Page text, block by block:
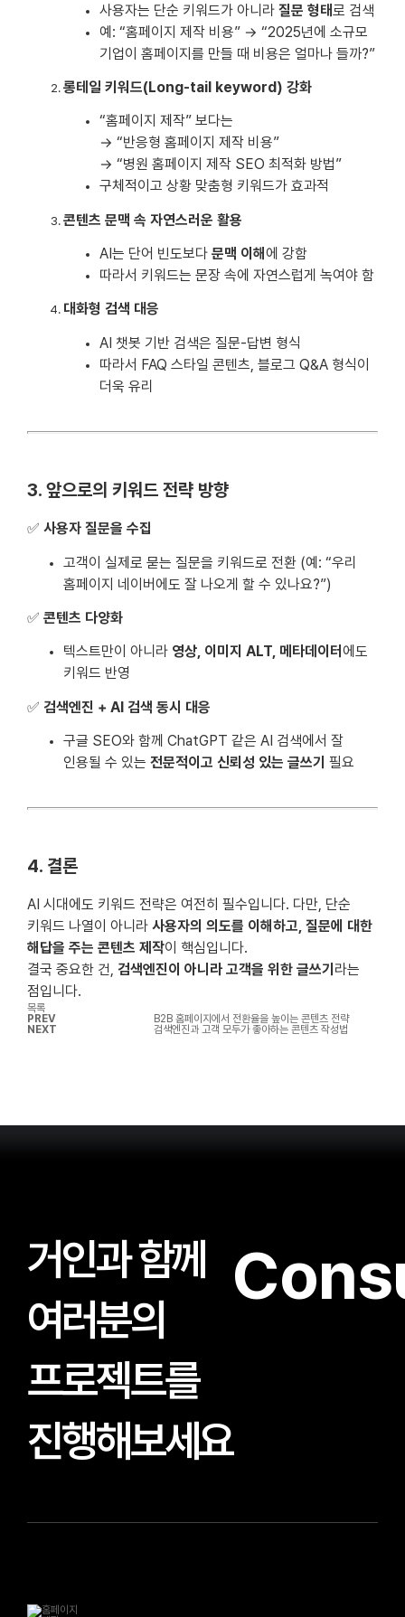
사용자는 단순 키워드가 아니라 질문 형태 로 검색
예: “홈페이지 제작 비용” → “2025년에 소규모
기업이 홈페이지를 만들 때 비용은 얼마나 들까?”
롱테일 키워드(Long-tail keyword) 강화
“홈페이지 제작” 보다는
→ “반응형 홈페이지 제작 비용”
→ “병원 홈페이지 제작 SEO 최적화 방법”
구체적이고 상황 맞춤형 키워드가 효과적
콘텐츠 문맥 속 자연스러운 활용
AI는 단어 빈도보다 문맥 이해 에 강함
따라서 키워드는 문장 속에 자연스럽게 녹여야 함
대화형 검색 대응
AI 챗봇 기반 검색은 질문-답변 형식
따라서 FAQ 스타일 콘텐츠, 블로그 Q&A 형식이
더욱 유리
3. 앞으로의 키워드 전략 방향
✅ 사용자 질문을 수집
고객이 실제로 묻는 질문을 키워드로 전환 (예: “우리
홈페이지 네이버에도 잘 나오게 할 수 있나요?”)
✅ 콘텐츠 다양화
텍스트만이 아니라 영상, 이미지 ALT, 메타데이터 에도
키워드 반영
✅ 검색엔진 + AI 검색 동시 대응
구글 SEO와 함께 ChatGPT 같은 AI 검색에서 잘
인용될 수 있는 전문적이고 신뢰성 있는 글쓰기 필요
4. 결론
AI 시대에도 키워드 전략은 여전히 필수입니다. 다만, 단순
키워드 나열이 아니라 사용자의 의도를 이해하고, 질문에 대한
해답을 주는 콘텐츠 제작이 핵심입니다.
결국 중요한 건, 검색엔진이 아니라 고객을 위한 글쓰기 라는
점입니다.
목록
PREV
B2B 홈페이지에서 전환율을 높이는 콘텐츠 전략
NEXT
검색엔진과 고객 모두가 좋아하는 콘텐츠 작성법
거인과 함께
여러분의
프로젝트를
진행해보세요